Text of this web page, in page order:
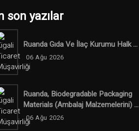
son yazılar
Ruanda Gıda Ve İlaç Kurumu Halk ...
06 Ağu 2026
Ruanda, Biodegradable Packaging
Materials (ambalaj Malzemelerini) ...
06 Ağu 2026